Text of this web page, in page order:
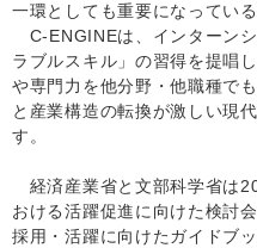
一環としても重要になってい
C-ENGINEは、インターン
ラブルスキル」の習得を提唱
や専門力を他分野・他職種で
と産業構造の転換が激しい現
す。
経済産業省と文部科学省は
おける活躍促進に向けた検討
採用・活躍に向けたガイドブ